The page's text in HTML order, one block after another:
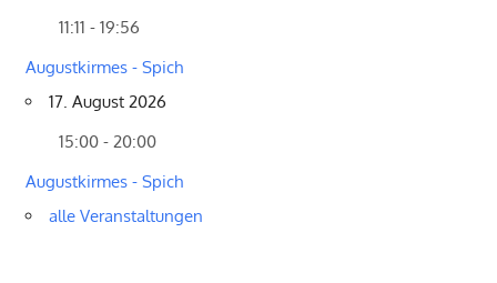
11:11 - 19:56
Augustkirmes - Spich
17. August 2026
15:00 - 20:00
Augustkirmes - Spich
alle Veranstaltungen